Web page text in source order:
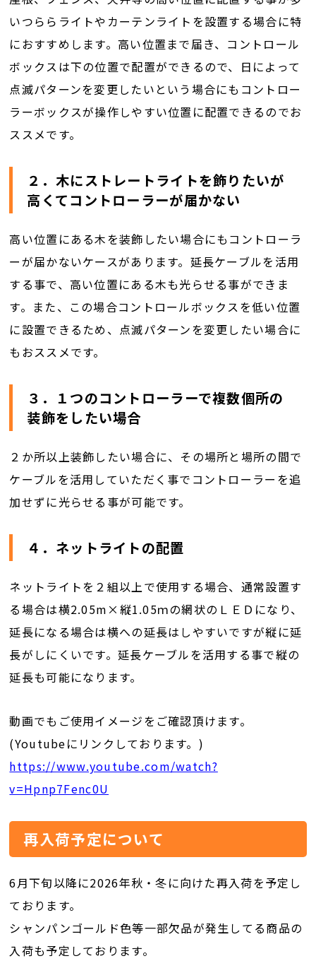
いつららライトやカーテンライトを設置する場合に特
におすすめします。高い位置まで届き、コントロール
ボックスは下の位置で配置ができるので、日によって
点滅パターンを変更したいという場合にもコントロー
ラーボックスが操作しやすい位置に配置できるのでお
ススメです。
２．木にストレートライトを飾りたいが
高くてコントローラーが届かない
高い位置にある木を装飾したい場合にもコントローラ
ーが届かないケースがあります。延長ケーブルを活用
する事で、高い位置にある木も光らせる事ができま
す。また、この場合コントロールボックスを低い位置
に設置できるため、点滅パターンを変更したい場合に
もおススメです。
３．１つのコントローラーで複数個所の
装飾をしたい場合
２か所以上装飾したい場合に、その場所と場所の間で
ケーブルを活用していただく事でコントローラーを追
加せずに光らせる事が可能です。
４．ネットライトの配置
ネットライトを２組以上で使用する場合、通常設置す
る場合は横2.05m×縦1.05ｍの網状のＬＥＤになり、
延長になる場合は横への延長はしやすいですが縦に延
長がしにくいです。延長ケーブルを活用する事で縦の
延長も可能になります。
動画でもご使用イメージをご確認頂けます。
(Youtubeにリンクしております。)
https://www.youtube.com/watch?
v=Hpnp7Fenc0U
再入荷予定について
6月下旬以降に2026年秋・冬に向けた再入荷を予定し
ております。
シャンパンゴールド色等一部欠品が発生してる商品の
入荷も予定しております。